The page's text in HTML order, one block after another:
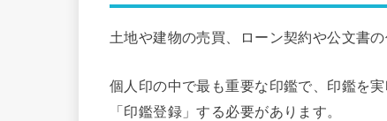
土地や建物の売買、ローン契約や公文書
個人印の中で最も重要な印鑑で、印鑑を
「印鑑登録」する必要があります。